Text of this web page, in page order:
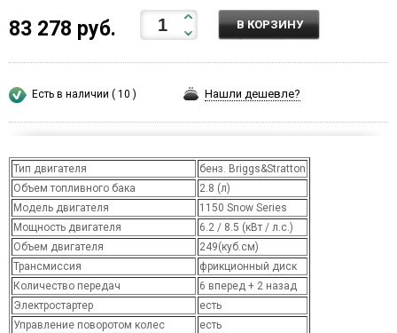
83 278 руб. В КОРЗИНУ
Есть в наличии ( 10 ) Нашли дешевле?
Тип двигателя
бенз. Briggs&Stratton
Объем топливного бака
2.8 (л)
Модель двигателя
1150 Snow Series
Мощность двигателя
6.2 / 8.5 (кВт / л.с.)
Объем двигателя
249(куб.см)
Трансмиссия
фрикционный диск
Количество передач
6 вперед + 2 назад
Электростартер
есть
Управление поворотом колес
есть